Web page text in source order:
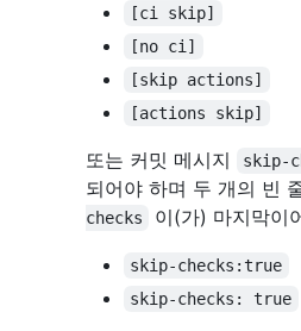
[ci skip]
[no ci]
[skip actions]
[actions skip]
또는 커밋 메시지 skip-
되어야 하며 두 개의 빈
checks
이(가) 마지막이
skip-checks:true
skip-checks: true